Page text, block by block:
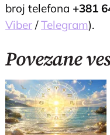
broj telefona +381
Viber /Telegram).
Povezane